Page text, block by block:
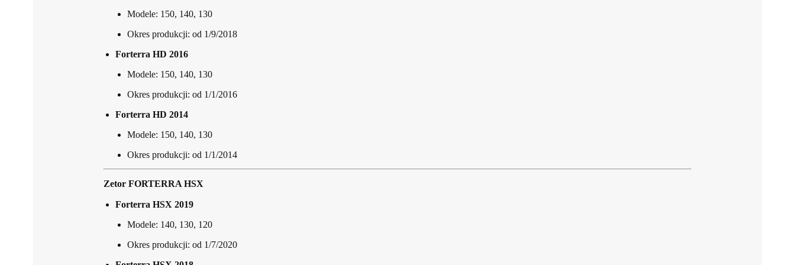
Modele: 150, 140, 130
Okres produkcji: od 1/9/2018
Forterra HD 2016
Modele: 150, 140, 130
Okres produkcji: od 1/1/2016
Forterra HD 2014
Modele: 150, 140, 130
Okres produkcji: od 1/1/2014
Zetor FORTERRA HSX
Forterra HSX 2019
Modele: 140, 130, 120
Okres produkcji: od 1/7/2020